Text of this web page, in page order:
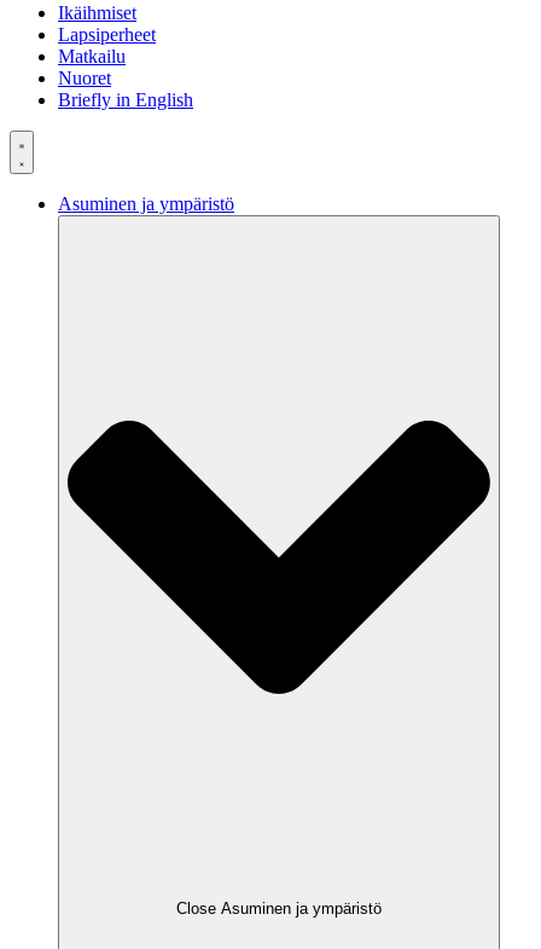
Ikäihmiset
Lapsiperheet
Matkailu
Nuoret
Briefly in English
Asuminen ja ympäristö
Close Asuminen ja ympäristö